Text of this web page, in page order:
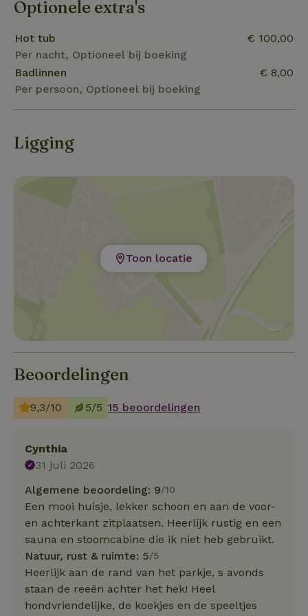
moeite om te boeken.
Optionele extra's
Hot tub
Per nacht, Optioneel bij boeking
€ 100,00
Badlinnen
Per persoon, Optioneel bij boeking
€ 8,00
Ligging
Toon locatie
Beoordelingen
9,3/10 5/5 15 beoordelingen
Cynthia
31 juli 2026
Algemene beoordeling: 9/10
Een mooi huisje, lekker schoon en aan de voor-
en achterkant zitplaatsen. Heerlijk rustig en een
sauna en stoomcabine die ik niet heb gebruikt.
Natuur, rust & ruimte: 5/5
Heerlijk aan de rand van het parkje, s avonds
staan de reeën achter het hek! Heel
hondvriendelijke, de koekjes en de speeltjes